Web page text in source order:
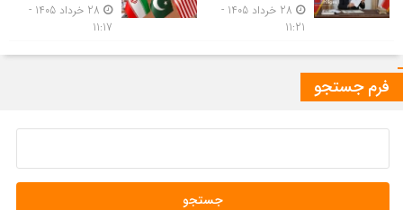
28 خرداد 1405 -
11:21
28 خرداد 1405 -
11:17
فرم جستجو